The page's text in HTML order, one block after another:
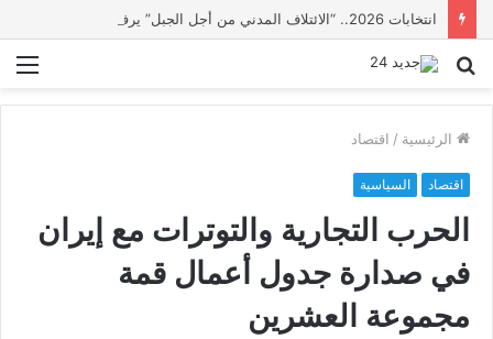
بحث
الرئيسية / اقتصاد
اقتصاد السياسية
الحرب التجارية والتوترات مع إيران
في صدارة جدول أعمال قمة
مجموعة العشرين